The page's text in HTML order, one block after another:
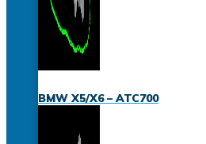
BMW X5/X6 – ATC700